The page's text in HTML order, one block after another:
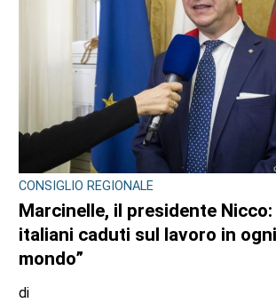
VIABILITÀ E TRASPORTI NEL TORINESE
Metropolitana di Torino chiusa
bus sostitutivi e deviazioni per